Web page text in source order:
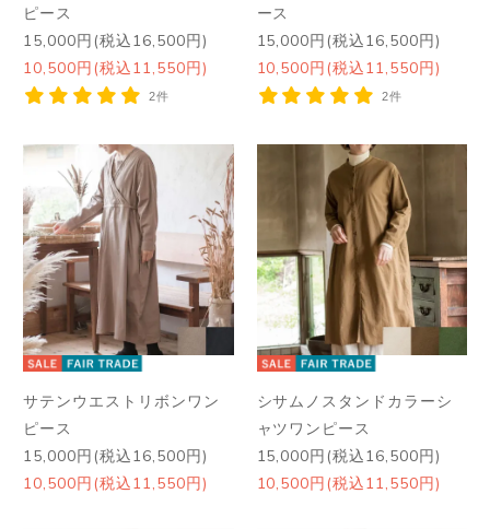
ピース
15,000円(税込16,500円)
10,500円(税込11,550円)
2件
ース
15,000円(税込16,500円)
10,500円(税込11,550円)
2件
サテンウエストリボンワン
ピース
15,000円(税込16,500円)
10,500円(税込11,550円)
シサムノスタンドカラーシ
ャツワンピース
15,000円(税込16,500円)
10,500円(税込11,550円)